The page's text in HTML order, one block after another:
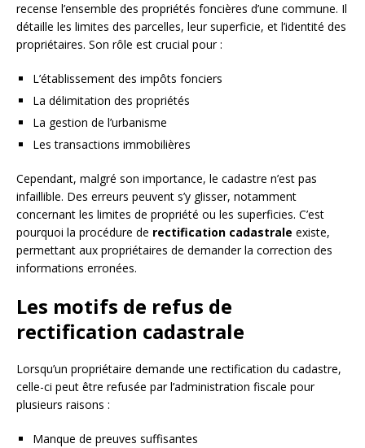
recense l’ensemble des propriétés foncières d’une commune. Il
détaille les limites des parcelles, leur superficie, et l’identité des
propriétaires. Son rôle est crucial pour :
L’établissement des impôts fonciers
La délimitation des propriétés
La gestion de l’urbanisme
Les transactions immobilières
Cependant, malgré son importance, le cadastre n’est pas
infaillible. Des erreurs peuvent s’y glisser, notamment
concernant les limites de propriété ou les superficies. C’est
pourquoi la procédure de rectification cadastrale existe,
permettant aux propriétaires de demander la correction des
informations erronées.
Les motifs de refus de
rectification cadastrale
Lorsqu’un propriétaire demande une rectification du cadastre,
celle-ci peut être refusée par l’administration fiscale pour
plusieurs raisons :
Manque de preuves suffisantes